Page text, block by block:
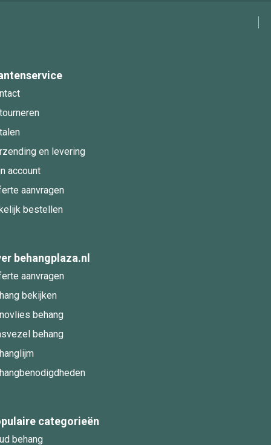
en levering
account
aanvragen
bestellen
behangplaza.nl
aanvragen
bekijken
behang
behang
categorieën
behang